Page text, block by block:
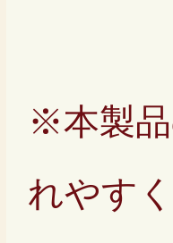
※本製
れやす